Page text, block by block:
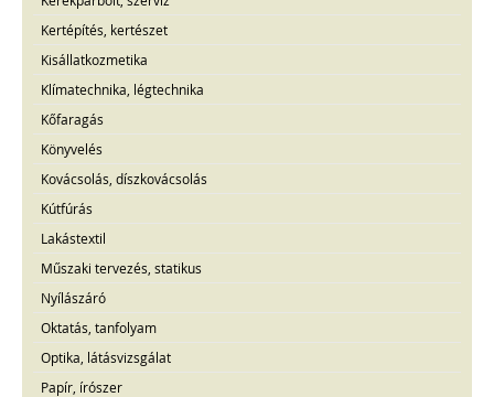
Kertépítés, kertészet
Kisállatkozmetika
Klímatechnika, légtechnika
Kőfaragás
Könyvelés
Kovácsolás, díszkovácsolás
Kútfúrás
Lakástextil
Műszaki tervezés, statikus
Nyílászáró
Oktatás, tanfolyam
Optika, látásvizsgálat
Papír, írószer